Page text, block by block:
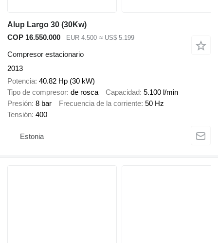
Alup Largo 30 (30Kw)
COP 16.550.000
EUR 4.500 ≈ US$ 5.199
Compresor estacionario
2013
Potencia 40.82 Hp (30 kW)
Tipo de compresor de rosca Capacidad 5.100 l/min
Presión 8 bar Frecuencia de la corriente 50 Hz
Tensión 400
Estonia